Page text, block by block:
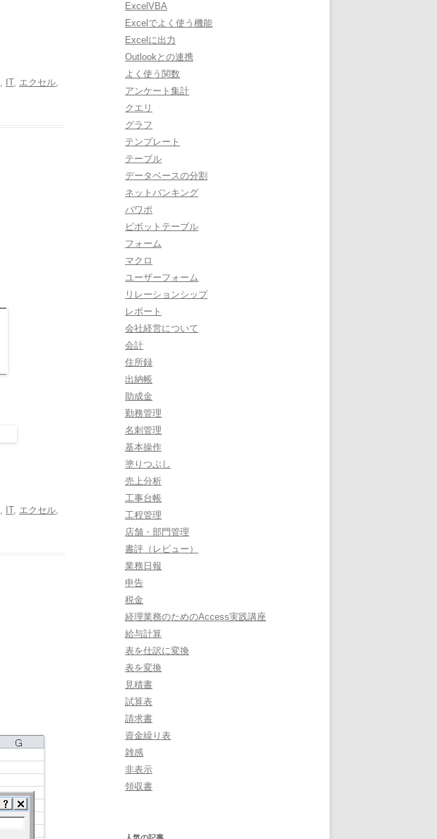
IT, エクセル
IT, エクセル
ExcelVBA
Excelでよく使う機能
Excelに出力
Outlookとの連携
よく使う関数
アンケート集計
クエリ
グラフ
テンプレート
テーブル
データベースの分割
ネットバンキング
パワポ
ピボットテーブル
フォーム
マクロ
ユーザーフォーム
リレーションシップ
レポート
会社経営について
会計
住所録
出納帳
助成金
勤務管理
名刺管理
基本操作
塗りつぶし
売上分析
工事台帳
工程管理
店舗・部門管理
書評（レビュー）
業務日報
申告
税金
経理業務のためのAccess実践講座
給与計算
表を仕訳に変換
表を変換
見積書
試算表
請求書
資金繰り表
雑感
非表示
領収書